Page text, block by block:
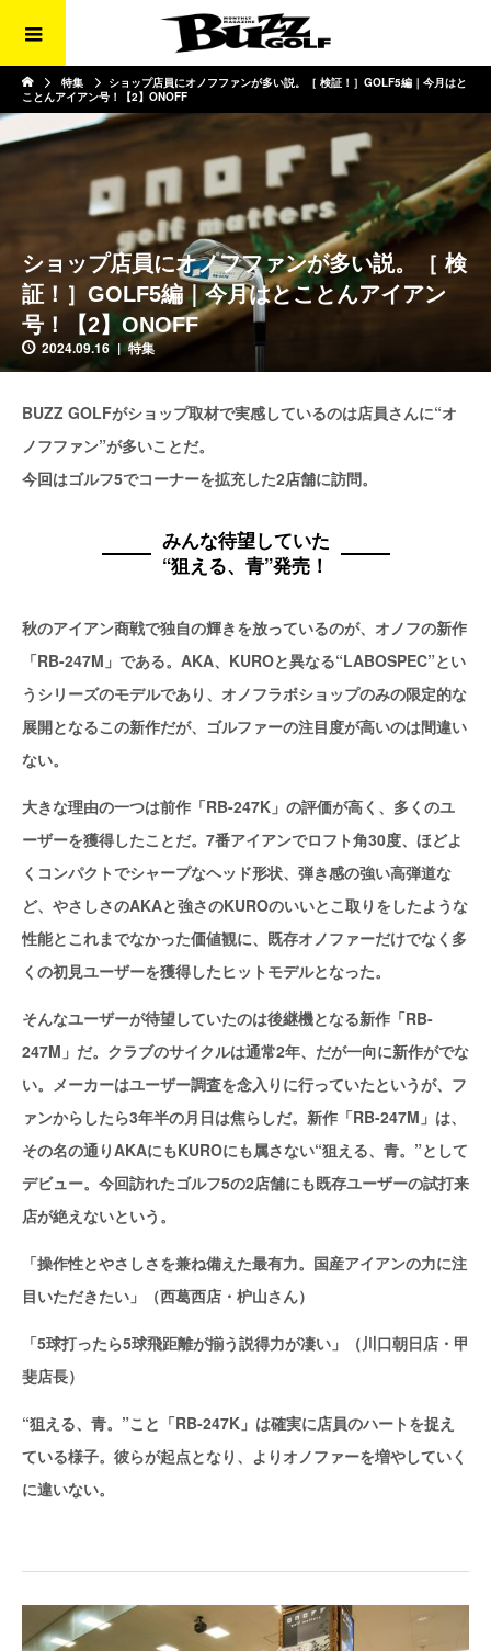
特集
ショップ店員にオノフファンが多い説。［ 検証！］GOLF5編｜今月はと
ことんアイアン号！【2】ONOFF
ショップ店員にオノフファンが多い説。［ 検
証！］GOLF5編｜今月はとことんアイアン
号！【2】ONOFF
2024.09.16 特集
BUZZ GOLFがショップ取材で実感しているのは店員さんに“オ
ノフファン”が多いことだ。
今回はゴルフ5でコーナーを拡充した2店舗に訪問。
みんな待望していた
“狙える、青”発売！
秋のアイアン商戦で独自の輝きを放っているのが、オノフの新作
「RB-247M」である。AKA、KUROと異なる“LABOSPEC”とい
うシリーズのモデルであり、オノフラボショップのみの限定的な
展開となるこの新作だが、ゴルファーの注目度が高いのは間違い
ない。
大きな理由の一つは前作「RB-247K」の評価が高く、多くのユ
ーザーを獲得したことだ。7番アイアンでロフト角30度、ほどよ
くコンパクトでシャープなヘッド形状、弾き感の強い高弾道な
ど、やさしさのAKAと強さのKUROのいいとこ取りをしたような
性能とこれまでなかった価値観に、既存オノファーだけでなく多
くの初見ユーザーを獲得したヒットモデルとなった。
そんなユーザーが待望していたのは後継機となる新作「RB-
247M」だ。クラブのサイクルは通常2年、だが一向に新作がでな
い。メーカーはユーザー調査を念入りに行っていたというが、フ
ァンからしたら3年半の月日は焦らしだ。新作「RB-247M」は、
その名の通りAKAにもKUROにも属さない“狙える、青。”として
デビュー。今回訪れたゴルフ5の2店舗にも既存ユーザーの試打来
店が絶えないという。
「操作性とやさしさを兼ね備えた最有力。国産アイアンの力に注
目いただきたい」（西葛西店・枦山さん）
「5球打ったら5球飛距離が揃う説得力が凄い」（川口朝日店・甲
斐店長）
“狙える、青。”こと「RB-247K」は確実に店員のハートを捉え
ている様子。彼らが起点となり、よりオノファーを増やしていく
に違いない。